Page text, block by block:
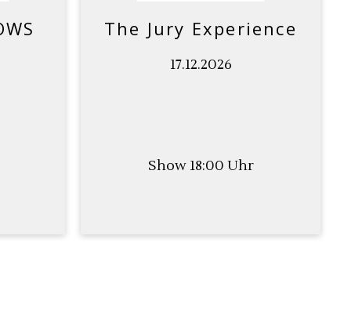
The Jury Experience
17.12.2026
Show 18:00 Uhr